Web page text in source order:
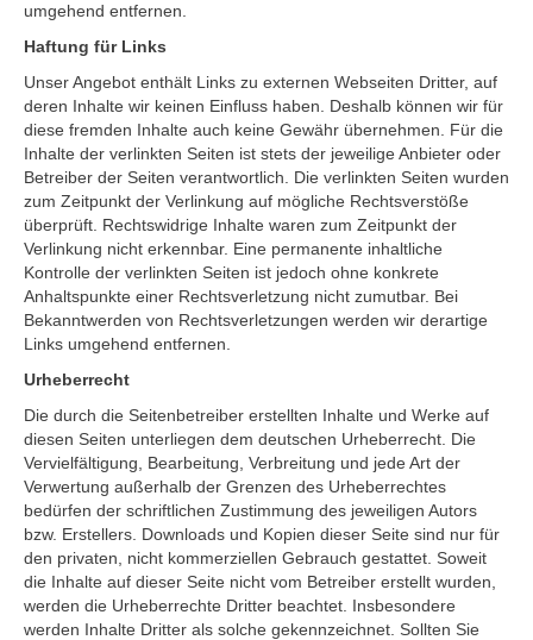
umgehend entfernen.
Haftung für Links
Unser Angebot enthält Links zu externen Webseiten Dritter, auf
deren Inhalte wir keinen Einfluss haben. Deshalb können wir für
diese fremden Inhalte auch keine Gewähr übernehmen. Für die
Inhalte der verlinkten Seiten ist stets der jeweilige Anbieter oder
Betreiber der Seiten verantwortlich. Die verlinkten Seiten wurden
zum Zeitpunkt der Verlinkung auf mögliche Rechtsverstöße
überprüft. Rechtswidrige Inhalte waren zum Zeitpunkt der
Verlinkung nicht erkennbar. Eine permanente inhaltliche
Kontrolle der verlinkten Seiten ist jedoch ohne konkrete
Anhaltspunkte einer Rechtsverletzung nicht zumutbar. Bei
Bekanntwerden von Rechtsverletzungen werden wir derartige
Links umgehend entfernen.
Urheberrecht
Die durch die Seitenbetreiber erstellten Inhalte und Werke auf
diesen Seiten unterliegen dem deutschen Urheberrecht. Die
Vervielfältigung, Bearbeitung, Verbreitung und jede Art der
Verwertung außerhalb der Grenzen des Urheberrechtes
bedürfen der schriftlichen Zustimmung des jeweiligen Autors
bzw. Erstellers. Downloads und Kopien dieser Seite sind nur für
den privaten, nicht kommerziellen Gebrauch gestattet. Soweit
die Inhalte auf dieser Seite nicht vom Betreiber erstellt wurden,
werden die Urheberrechte Dritter beachtet. Insbesondere
werden Inhalte Dritter als solche gekennzeichnet. Sollten Sie